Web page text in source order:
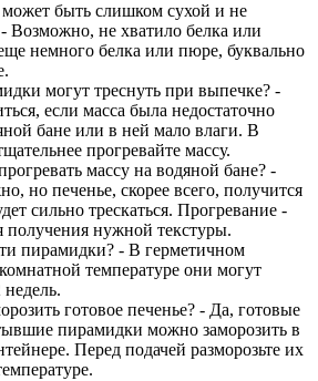
быть слишком сухой и не
Возможно, не хватило белка или
немного белка или пюре, буквально
могут треснуть при выпечке? -
если масса была недостаточно
бане или в ней мало влаги. В
прогревайте массу.
массу на водяной бане? -
но печенье, скорее всего, получится
сильно трескаться. Прогревание -
получения нужной текстуры.
пирамидки? - В герметичном
температуре они могут
недель.
готовое печенье? - Да, готовые
пирамидки можно заморозить в
Перед подачей разморозьте их